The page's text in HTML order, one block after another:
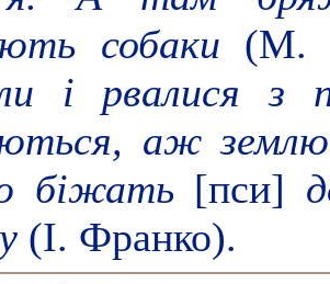
собаки (М.
і рвалися з
аж
біжать[пси]
(І. Франко).